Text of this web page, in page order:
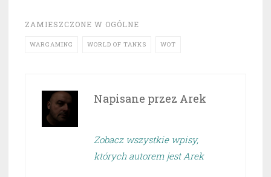
ZAMIESZCZONE W OGÓLNE
WARGAMING WORLD OF TANKS WOT
Napisane przez Arek
Zobacz wszystkie wpisy,
których autorem jest Arek